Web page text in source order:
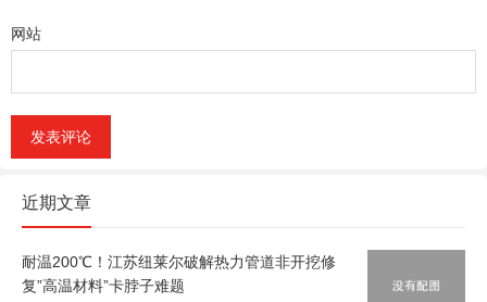
网站
近期文章
耐温200℃！江苏纽莱尔破解热力管道非开挖修
复”高温材料”卡脖子难题